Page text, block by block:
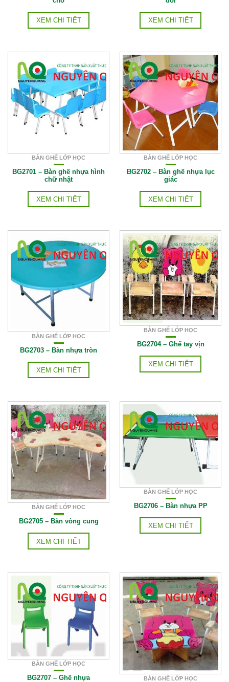
XEM CHI TIẾT XEM CHI TIẾT
BÀN GHẾ LỚP HỌC
BG2701 – Bàn ghế nhựa hình
chữ nhật
XEM CHI TIẾT
BÀN GHẾ LỚP HỌC
BG2702 – Bàn ghế nhựa lục
giác
XEM CHI TIẾT
BÀN GHẾ LỚP HỌC
BG2703 – Bàn nhựa tròn
XEM CHI TIẾT
BÀN GHẾ LỚP HỌC
BG2704 – Ghế tay vịn
XEM CHI TIẾT
BÀN GHẾ LỚP HỌC
BG2705 – Bàn vòng cung
XEM CHI TIẾT
BÀN GHẾ LỚP HỌC
BG2706 – Bàn nhựa PP
XEM CHI TIẾT
BÀN GHẾ LỚP HỌC
BG2707 – Ghế nhựa BÀN GHẾ LỚP HỌC